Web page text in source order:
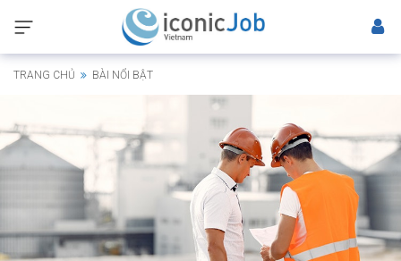
TRANG CHỦ BÀI NỔI BẬT